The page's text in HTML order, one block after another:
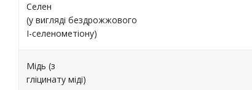
Селен
(у вигляді бездрожжового
I-селенометіону)
Мідь (з
гліцинату міді)